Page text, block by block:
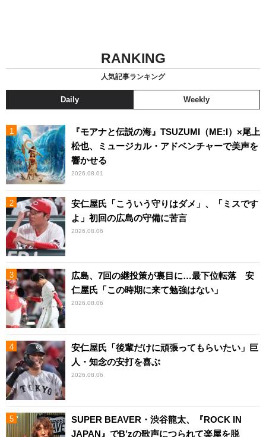
RANKING
人気記事ランキング
Daily Weekly
『モアナと伝説の海』TSUZUMI（ME:I）×尾上
松也、ミュージカル・アドベンチャーで美声を
響かせる
2026.08.01
安仁屋氏「こういう守りはダメ」、「ミスです
よ」初回の広島の守備に苦言
2026.08.06
広島、7回の継投策が裏目に…最下位転落 安
仁屋氏「この時期に来て勉強はない」
2026.08.06
安仁屋氏「後輩だけに頑張ってもらいたい」巨
人・知念の安打を喜ぶ
2026.08.06
SUPER BEAVER・渋谷龍太、『ROCK IN
JAPAN』でB’zの歌声につられて楽屋を脱